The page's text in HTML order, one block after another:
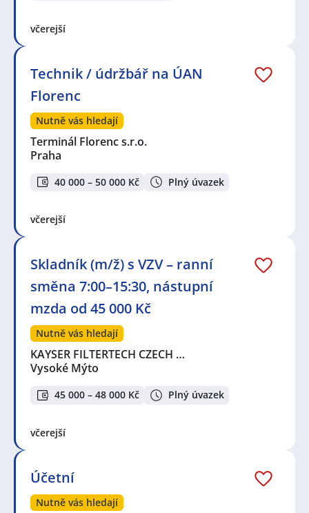
včerejší
Technik / údržbář na ÚAN
Florenc
Nutně vás hledají
Terminál Florenc s.r.o.
Praha
40 000 – 50 000 Kč Plný úvazek
včerejší
Skladník (m/ž) s VZV – ranní
směna 7:00–15:30, nástupní
mzda od 45 000 Kč
Nutně vás hledají
KAYSER FILTERTECH CZECH …
Vysoké Mýto
45 000 – 48 000 Kč Plný úvazek
včerejší
Účetní
Nutně vás hledají